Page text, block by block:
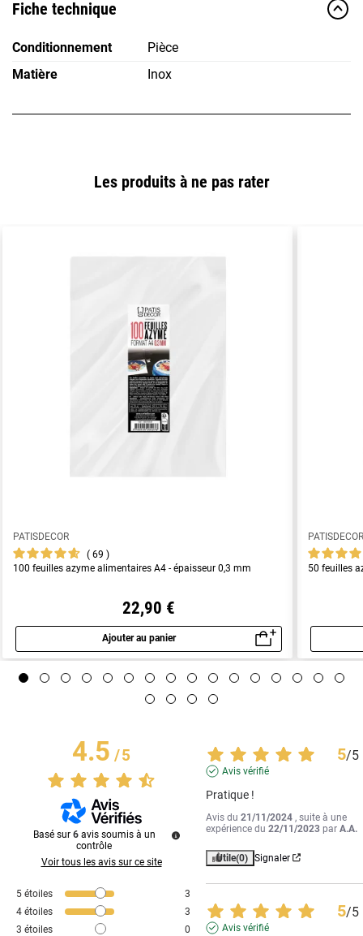
Fiche technique
Conditionnement
Pièce
Matière
Inox
Les produits à ne pas rater
PATISDECOR
69
100 feuilles azyme alimentaires A4 - épaisseur 0,3 mm
22,90 €
Ajouter au panier
Aperçu rapide
50 feuilles
4.5/5
Basé sur 6 avis soumis à un
contrôle
Voir tous les avis sur ce site
5 étoiles
3
4 étoiles
3
3 étoiles
0
5/5
Avis vérifié
Pratique !
Avis du21/11/2024 , suite à une
expérience du22/11/2023 parA.A.
Utile(0) Signaler
5/5
Avis vérifié